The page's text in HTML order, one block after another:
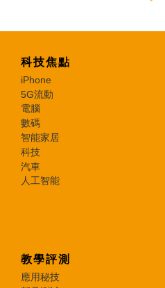
科技焦點
iPhone
5G流動
電腦
數碼
智能家居
科技
汽車
人工智能
教學評測
應用秘技